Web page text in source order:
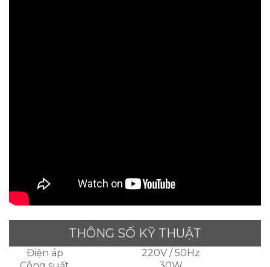
THÔNG SỐ KỸ THUẬT
Điện áp
220V / 50Hz